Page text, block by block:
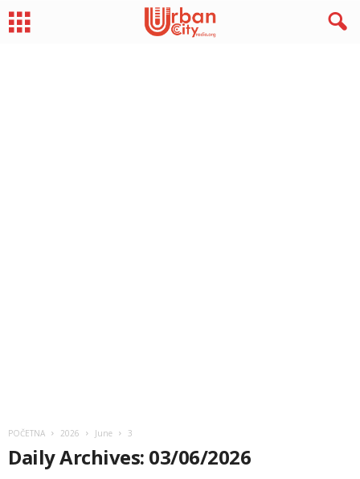
POČETNA 2026 June 3
Daily Archives: 03/06/2026